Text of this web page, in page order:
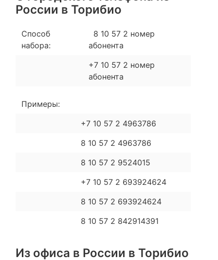
России в Торибио
Способ
набора:
8 10 57 2 номер
абонента
+7 10 57 2 номер
абонента
Примеры:
+7 10 57 2 4963786
8 10 57 2 4963786
8 10 57 2 9524015
+7 10 57 2 693924624
8 10 57 2 693924624
8 10 57 2 842914391
Из офиса в России в Торибио